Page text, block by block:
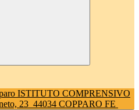
ISTITUTO COMPRENSIVO
23 44034 COPPARO FE